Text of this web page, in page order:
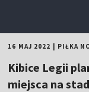
16 MAJ 2022 PIŁKA
Kibice Legii
miejsca na